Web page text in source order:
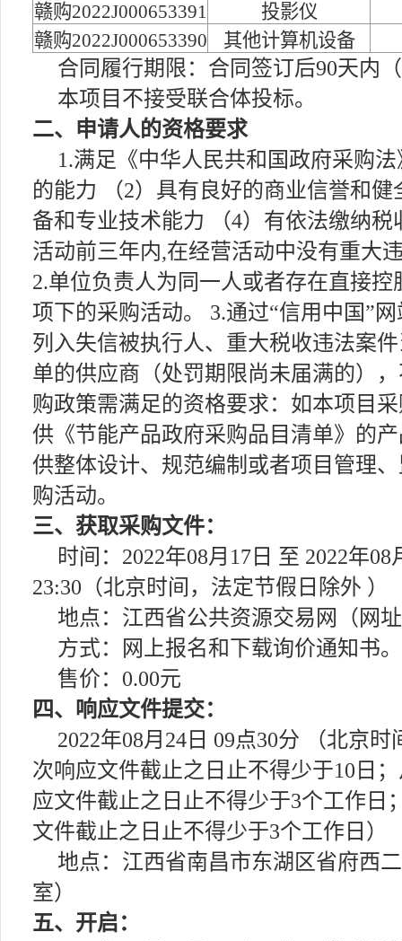
赣购2022J000653391
投影仪
赣购2022J000653390
其他计算机设备
合同履行期限：合同签订后90天内
本项目不接受联合体投标。
二、申请人的资格要求
1.满足《中华人民共和国政府采购
的能力 （2）具有良好的商业信誉和
备和专业技术能力 （4）有依法缴纳
活动前三年内,在经营活动中没有重大
2.单位负责人为同一人或者存在直接
项下的采购活动。 3.通过“信用中国”
列入失信被执行人、重大税收违法案
单的供应商（处罚期限尚未届满的）
购政策需满足的资格要求：如本项目
供《节能产品政府采购品目清单》的
供整体设计、规范编制或者项目管理
购活动。
三、获取采购文件：
时间：2022年08月17日 至 2022年
23:30（北京时间，法定节假日除外 ）
地点：江西省公共资源交易网（网
方式：网上报名和下载询价通知书
售价：0.00元
四、响应文件提交：
2022年08月24日 09点30分 （北京
次响应文件截止之日止不得少于10日
应文件截止之日止不得少于3个工作
文件截止之日止不得少于3个工作日）
地点：江西省南昌市东湖区省府西
室）
五、开启：